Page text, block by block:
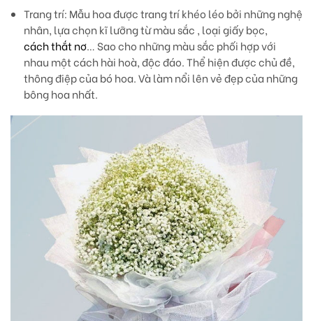
Trang trí: Mẫu hoa được trang trí khéo léo bởi những nghệ
nhân, lựa chọn kĩ lưỡng từ màu sắc , loại giấy bọc,
cách thắt nơ… Sao cho những màu sắc phối hợp với
nhau một cách hài hoà, độc đáo. Thể hiện được chủ đề,
thông điệp của bó hoa. Và làm nổi lên vẻ đẹp của những
bông hoa nhất.